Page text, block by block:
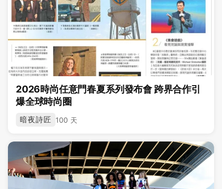
2026時尚任意門春夏系列發布會 跨界合作引
爆全球時尚圈
暗夜詩匠 100 天